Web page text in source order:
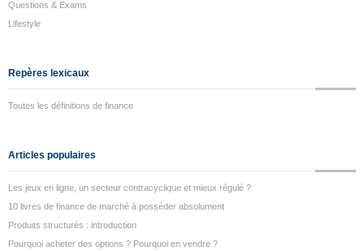
Questions & Exams
Lifestyle
Repères lexicaux
Toutes les définitions de finance
Articles populaires
Les jeux en ligne, un secteur contracyclique et mieux régulé ?
10 livres de finance de marché à posséder absolument
Produits structurés : introduction
Pourquoi acheter des options ? Pourquoi en vendre ?